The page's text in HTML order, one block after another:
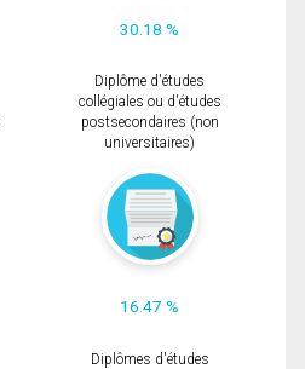
30.18 %
Diplôme d'études
collégiales ou d'études
postsecondaires (non
universitaires)
16.47 %
Diplômes d'études